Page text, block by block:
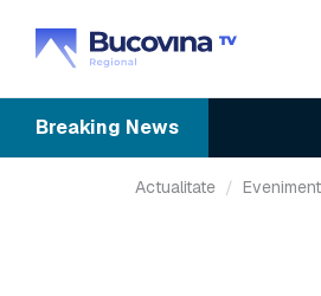
Breaking News
Actualitate Eveniment